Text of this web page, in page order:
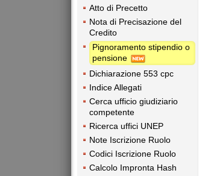
Atto di Precetto
Nota di Precisazione del
Credito
Pignoramento stipendio o
pensione
Dichiarazione 553 cpc
Indice Allegati
Cerca ufficio giudiziario
competente
Ricerca uffici UNEP
Note Iscrizione Ruolo
Codici Iscrizione Ruolo
Calcolo Impronta Hash